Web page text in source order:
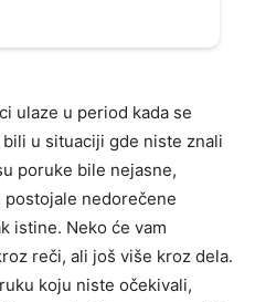
ulaze u period kada se
u situaciji gde niste znali
poruke bile nejasne,
nedorečene
istine. Neko će vam
reči, ali još više kroz dela.
koju niste očekivali,